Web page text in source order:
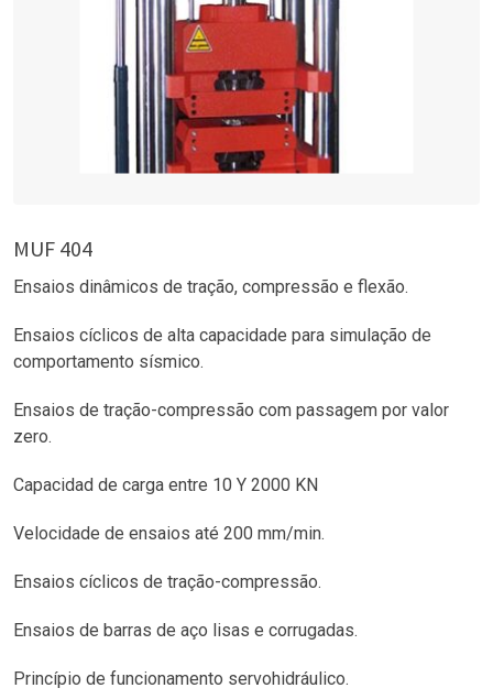
MUF 404
Ensaios dinâmicos de tração, compressão e flexão.
Ensaios cíclicos de alta capacidade para simulação de
comportamento sísmico.
Ensaios de tração-compressão com passagem por valor
zero.
Capacidad de carga entre 10 Y 2000 KN
Velocidade de ensaios até 200 mm/min.
Ensaios cíclicos de tração-compressão.
Ensaios de barras de aço lisas e corrugadas.
Princípio de funcionamento servohidráulico.